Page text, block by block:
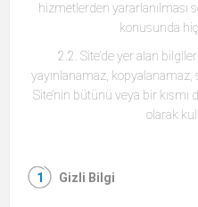
hizmetlerden yararlanılması
konusunda
2.2. Site’de yer alan
yayınlanamaz, kopyalanamaz,
Site’nin bütünü veya bir
olarak
Gizli Bilgi